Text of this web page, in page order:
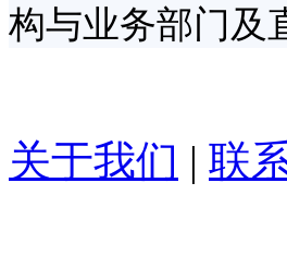
构与业务部门及
关于我们 | 联